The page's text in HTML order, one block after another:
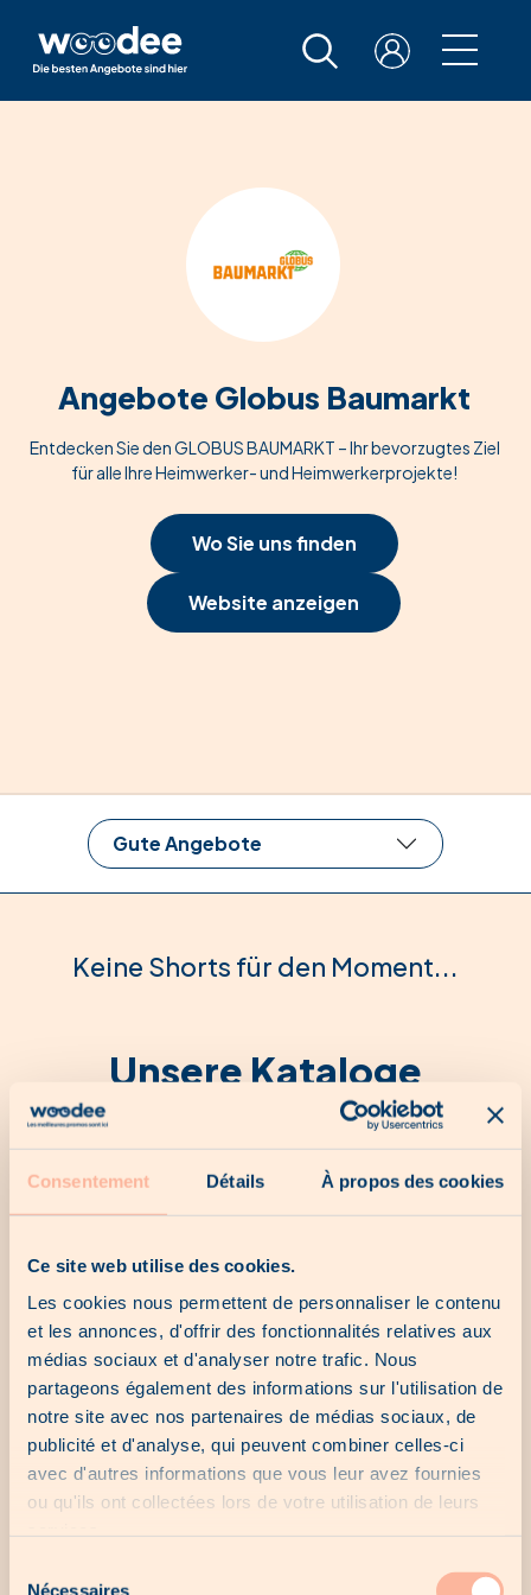
Consentement Détails À propos des cookies
Ce site web utilise des cookies.
Les cookies nous permettent de personnaliser le contenu
et les annonces, d'offrir des fonctionnalités relatives aux
médias sociaux et d'analyser notre trafic. Nous
partageons également des informations sur l'utilisation de
notre site avec nos partenaires de médias sociaux, de
publicité et d'analyse, qui peuvent combiner celles-ci
avec d'autres informations que vous leur avez fournies
ou qu'ils ont collectées lors de votre utilisation de leurs
Nécessaires
Angebote Globus Baumarkt
Entdecken Sie den GLOBUS BAUMARKT – Ihr bevorzugtes Ziel
für alle Ihre Heimwerker- und Heimwerkerprojekte!
Wo Sie uns finden
Website anzeigen
Gute Angebote
Keine Shorts für den Moment...
Unsere Kataloge
Kein Katalog für den Moment...
Unsere letzten Chancen
Keine letzte Chance für den Moment...
Unsere lokalen Angebote